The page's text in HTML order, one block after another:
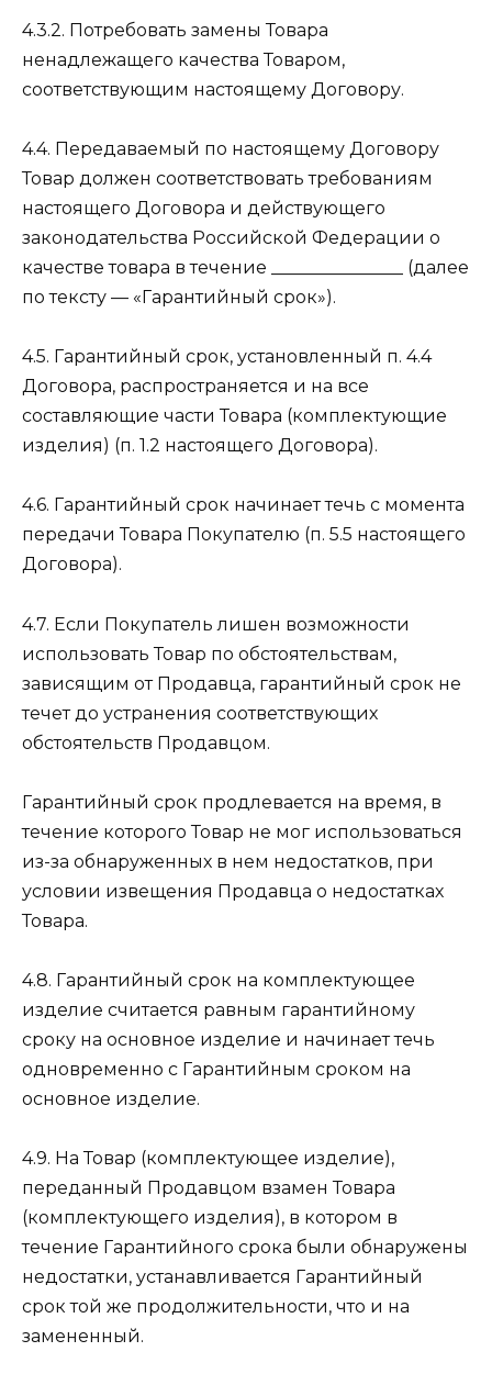
4.3.2. Потребовать замены Товара
ненадлежащего качества Товаром,
соответствующим настоящему Договору.
4.4. Передаваемый по настоящему Договору
Товар должен соответствовать требованиям
настоящего Договора и действующего
законодательства Российской Федерации о
качестве товара в течение _______________ (далее
по тексту — «Гарантийный срок»).
4.5. Гарантийный срок, установленный п. 4.4
Договора, распространяется и на все
составляющие части Товара (комплектующие
изделия) (п. 1.2 настоящего Договора).
4.6. Гарантийный срок начинает течь с момента
передачи Товара Покупателю (п. 5.5 настоящего
Договора).
4.7. Если Покупатель лишен возможности
использовать Товар по обстоятельствам,
зависящим от Продавца, гарантийный срок не
течет до устранения соответствующих
обстоятельств Продавцом.
Гарантийный срок продлевается на время, в
течение которого Товар не мог использоваться
из-за обнаруженных в нем недостатков, при
условии извещения Продавца о недостатках
Товара.
4.8. Гарантийный срок на комплектующее
изделие считается равным гарантийному
сроку на основное изделие и начинает течь
одновременно с Гарантийным сроком на
основное изделие.
4.9. На Товар (комплектующее изделие),
переданный Продавцом взамен Товара
(комплектующего изделия), в котором в
течение Гарантийного срока были обнаружены
недостатки, устанавливается Гарантийный
срок той же продолжительности, что и на
замененный.